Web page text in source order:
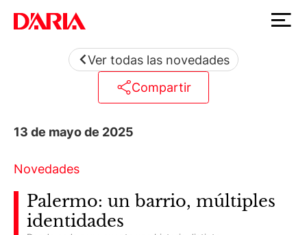
Ver todas las novedades
Compartir
13 de mayo de 2025
Novedades
Palermo: un barrio, múltiples
identidades